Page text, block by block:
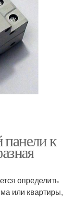
к
определить
или квартиры,